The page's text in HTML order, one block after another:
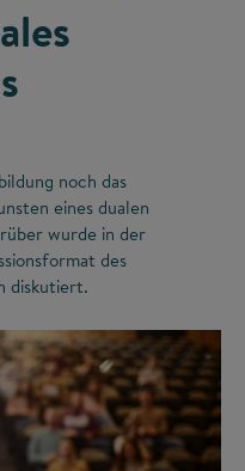
noch das
eines dualen
wurde in der
des
diskutiert.